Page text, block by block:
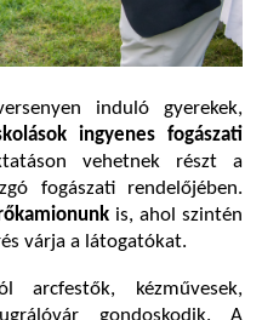
induló gyerekek,
ingyenes fogászati
vehetnek részt a
fogászati rendelőjében.
is, ahol szintén
várja a látogatókat.
arcfestők, kézművesek,
gondoskodik. A